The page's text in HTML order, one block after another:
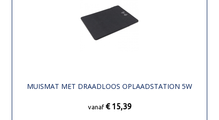
MUISMAT MET DRAADLOOS OPLAADSTATION 5W
vanaf € 15,39